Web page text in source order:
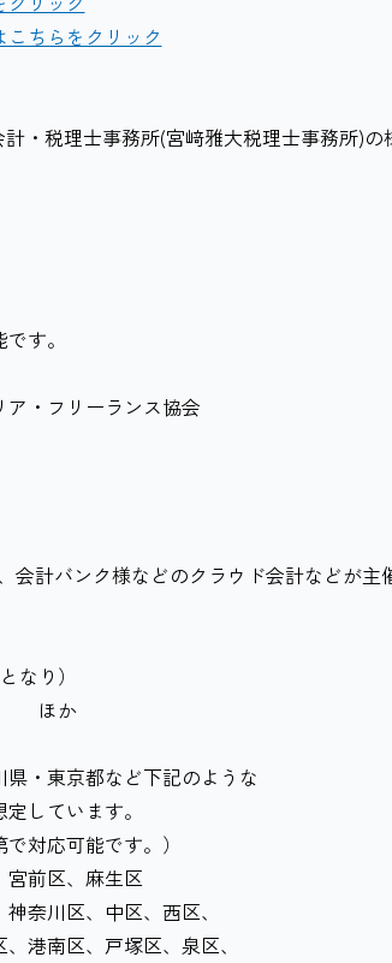
ちらをクリック
・税理士事務所(宮﨑雅大税理士事務所)の
す。
ア・フリーランス協会
会計バンク様などのクラウド会計などが主
なり）
ほか
・東京都など下記のような
しています。
対応可能です。）
前区、麻生区
奈川区、中区、西区、
南区、戸塚区、泉区、